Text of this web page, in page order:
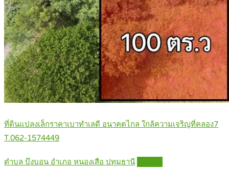
ที่ดินแปลงเล็กราคาเบาทำเลดี อนาคตไกล ใกล้ความเจริญที่คลอง7
T.062-1574449
ตำบล บึงบอน อำเภอ หนองเสือ ปทุมธานี